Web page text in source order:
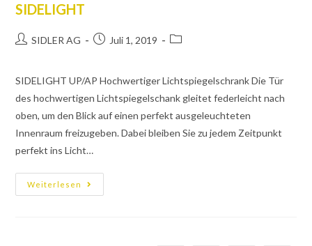
SIDELIGHT
SIDLER AG Juli 1, 2019
SIDELIGHT UP/AP Hochwertiger Lichtspiegelschrank Die Tür
des hochwertigen Lichtspiegelschank gleitet federleicht nach
oben, um den Blick auf einen perfekt ausgeleuchteten
Innenraum freizugeben. Dabei bleiben Sie zu jedem Zeitpunkt
perfekt ins Licht…
Weiterlesen